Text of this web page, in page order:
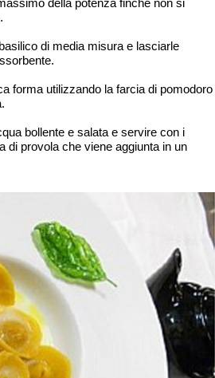
della potenza finché non si
di media misura e lasciarle
forma utilizzando la farcia di pomodoro
bollente e salata e servire con i
di provola che viene aggiunta in un